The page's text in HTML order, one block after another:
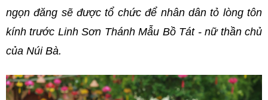
ngọn đăng sẽ được tổ chức để nhân dân tỏ lòng tôn
kính trước Linh Sơn Thánh Mẫu Bồ Tát - nữ thần chủ
của Núi Bà.